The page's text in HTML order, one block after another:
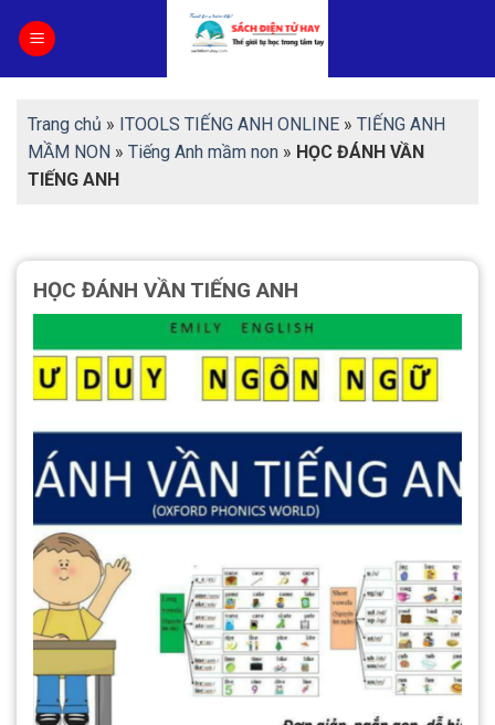
Trang chủ » ITOOLS TIẾNG ANH ONLINE » TIẾNG ANH
MẦM NON » Tiếng Anh mầm non » HỌC ĐÁNH VẦN
TIẾNG ANH
HỌC ĐÁNH VẦN TIẾNG ANH